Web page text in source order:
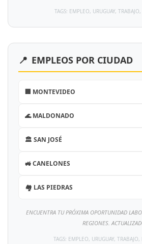
TAGS: EMPLEO, URUGUAY, TRABAJO,
📍 EMPLEOS POR CIUDAD
🏢 MONTEVIDEO
🌊 MALDONADO
🏛️ SAN JOSÉ
🚜 CANELONES
🏘️ LAS PIEDRAS
ENCUENTRA TU PRÓXIMA OPORTUNIDAD
REGIONES.
TAGS: EMPLEO, URUGUAY, TRABAJO,